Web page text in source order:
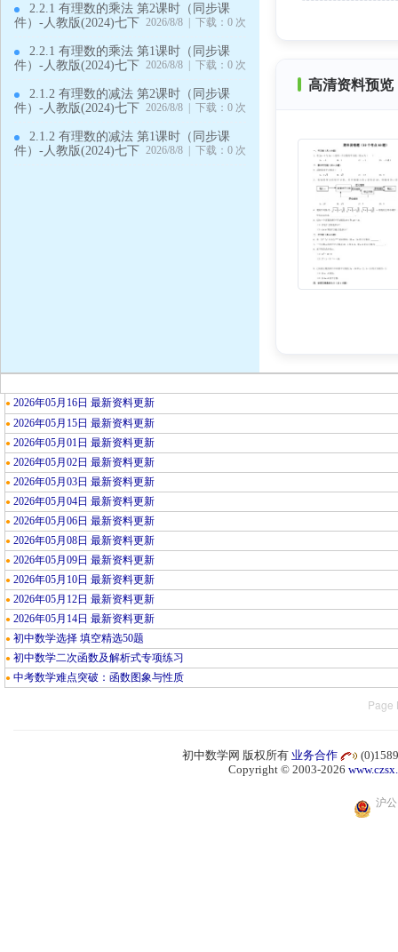
2.2.1 有理数的乘法 第2课时（同步课
件）-人教版(2024)七下 2026/8/8 | 下载：0 次
2.2.1 有理数的乘法 第1课时（同步课
件）-人教版(2024)七下 2026/8/8 | 下载：0 次
2.1.2 有理数的减法 第2课时（同步课
件）-人教版(2024)七下 2026/8/8 | 下载：0 次
2.1.2 有理数的减法 第1课时（同步课
件）-人教版(2024)七下 2026/8/8 | 下载：0 次
高清资料预
● 2026年05月16日 最新资料更新
● 2026年05月15日 最新资料更新
● 2026年05月01日 最新资料更新
● 2026年05月02日 最新资料更新
● 2026年05月03日 最新资料更新
● 2026年05月04日 最新资料更新
● 2026年05月06日 最新资料更新
● 2026年05月08日 最新资料更新
● 2026年05月09日 最新资料更新
● 2026年05月10日 最新资料更新
● 2026年05月12日 最新资料更新
● 2026年05月14日 最新资料更新
● 初中数学选择 填空精选50题
● 初中数学二次函数及解析式专项练习
● 中考数学难点突破：函数图象与性质
Page
初中数学网 版权所有 业务合作
Copyright © 2003-2026
沪公